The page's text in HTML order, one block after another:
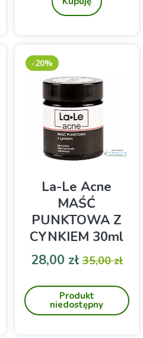
La-Le Acne
MAŚĆ
PUNKTOWA Z
CYNKIEM 30ml
skłonnościami do
niedoskonałości
Cena
28,00 złCena
35,00 zł
Produkt
niedostępny
-20%